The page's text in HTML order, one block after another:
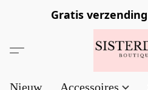
Gratis verzending
Nieuw Accessoires